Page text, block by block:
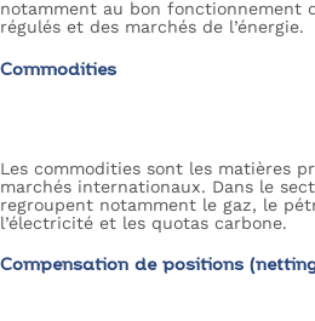
notamment au bon fonctionnement
régulés et des marchés de l’énergie.
Commodities
Les commodities sont les matières
marchés internationaux. Dans le
regroupent notamment le gaz, le
l’électricité et les quotas carbone.
Compensation de positions